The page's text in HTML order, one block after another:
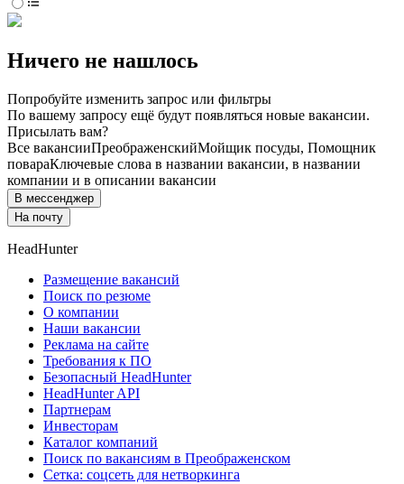
Ничего не нашлось
Попробуйте изменить запрос или фильтры
По вашему запросу ещё будут появляться новые вакансии.
Присылать вам?
Все вакансииПреображенскийМойщик посуды, Помощник
повараКлючевые слова в названии вакансии, в названии
компании и в описании вакансии
В мессенджер
На почту
HeadHunter
Размещение вакансий
Поиск по резюме
О компании
Наши вакансии
Реклама на сайте
Требования к ПО
Безопасный HeadHunter
HeadHunter API
Партнерам
Инвесторам
Каталог компаний
Поиск по вакансиям в Преображенском
Сетка: соцсеть для нетворкинга